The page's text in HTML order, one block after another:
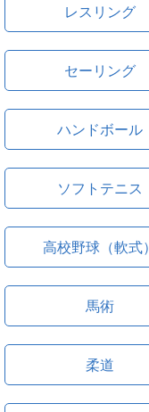
レスリング
セーリング
ハンドボール
ソフトテニス
高校野球（軟式）
馬術
柔道